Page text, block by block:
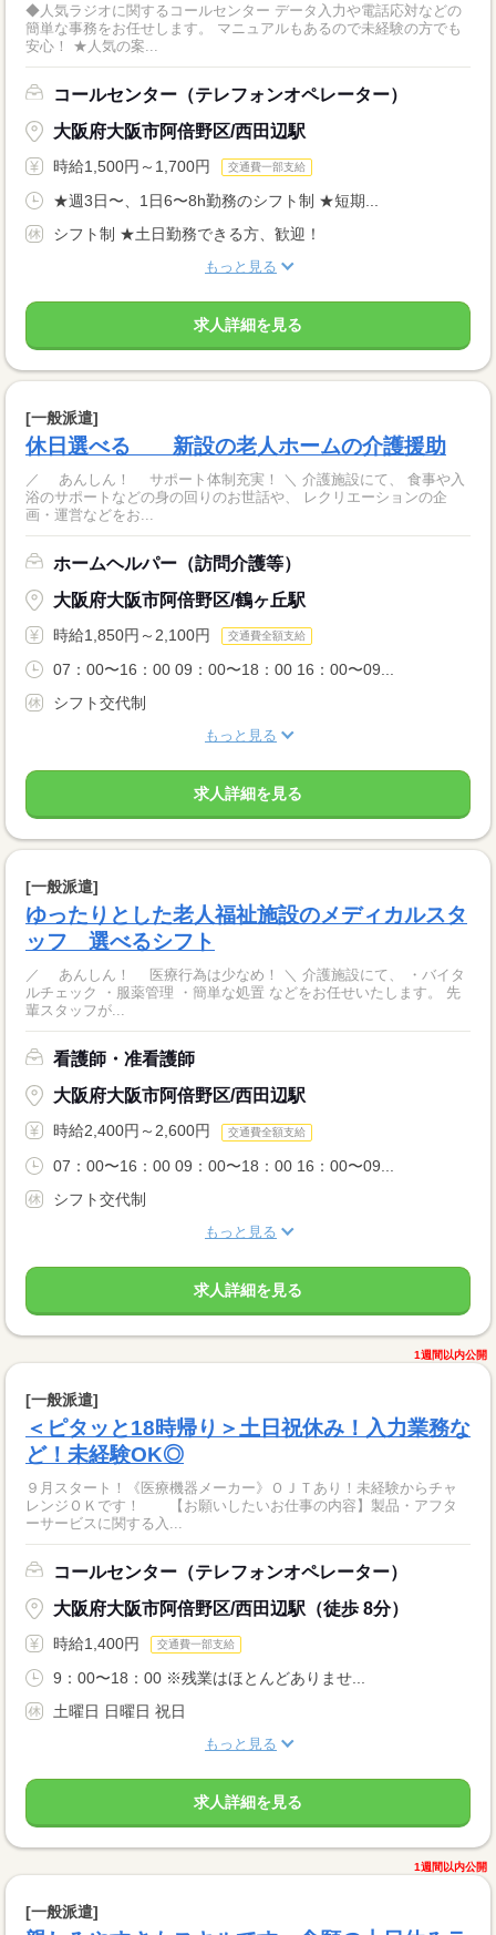
◆人気ラジオに関するコールセンター データ入力や電話応対などの
簡単な事務をお任せします。 マニュアルもあるので未経験の方でも
安心！ ★人気の案...
コールセンター（テレフォンオペレーター）
大阪府大阪市阿倍野区/西田辺駅
時給1,500円～1,700円 交通費一部支給
★週3日〜、1日6〜8h勤務のシフト制 ★短期...
シフト制 ★土日勤務できる方、歓迎！
もっと見る
求人詳細を見る
[一般派遣]
休日選べる 新設の老人ホームの介護援助
／ あんしん！ サポート体制充実！ ＼ 介護施設にて、 食事や入
浴のサポートなどの身の回りのお世話や、 レクリエーションの企
画・運営などをお...
ホームヘルパー（訪問介護等）
大阪府大阪市阿倍野区/鶴ヶ丘駅
時給1,850円～2,100円 交通費全額支給
07：00〜16：00 09：00〜18：00 16：00〜09...
シフト交代制
もっと見る
求人詳細を見る
[一般派遣]
ゆったりとした老人福祉施設のメディカルスタ
ッフ 選べるシフト
／ あんしん！ 医療行為は少なめ！ ＼ 介護施設にて、 ・バイタ
ルチェック ・服薬管理 ・簡単な処置 などをお任せいたします。 先
輩スタッフが...
看護師・准看護師
大阪府大阪市阿倍野区/西田辺駅
時給2,400円～2,600円 交通費全額支給
07：00〜16：00 09：00〜18：00 16：00〜09...
シフト交代制
もっと見る
求人詳細を見る
1週間以内公開
[一般派遣]
＜ピタッと18時帰り＞土日祝休み！入力業務な
ど！未経験OK◎
９月スタート！《医療機器メーカー》ＯＪＴあり！未経験からチャ
レンジＯＫです！ 【お願いしたいお仕事の内容】製品・アフタ
ーサービスに関する入...
コールセンター（テレフォンオペレーター）
大阪府大阪市阿倍野区/西田辺駅（徒歩 8分）
時給1,400円 交通費一部支給
9：00〜18：00 ※残業はほとんどありませ...
土曜日 日曜日 祝日
もっと見る
求人詳細を見る
1週間以内公開
[一般派遣]